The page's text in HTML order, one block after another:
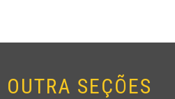
OUTRA SEÇÕES